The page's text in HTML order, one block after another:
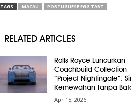
TAGS MACAU PORTUGUESE EGG TART
RELATED ARTICLES
Rolls-Royce Luncurkan
Coachbuild Collection
“Project Nightingale”,
Kemewahan Tanpa
Apr 15, 2026